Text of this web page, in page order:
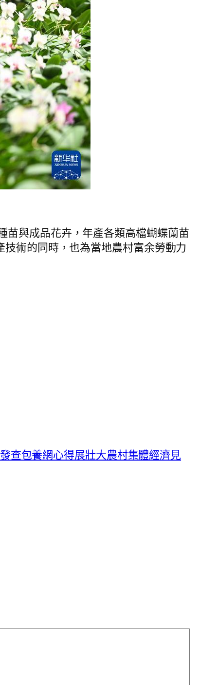
苗與成品花卉，年產各類高檔蝴蝶蘭苗
術的同時，也為當地農村富余勞動力
查包養網心得展壯大農村集體經濟見